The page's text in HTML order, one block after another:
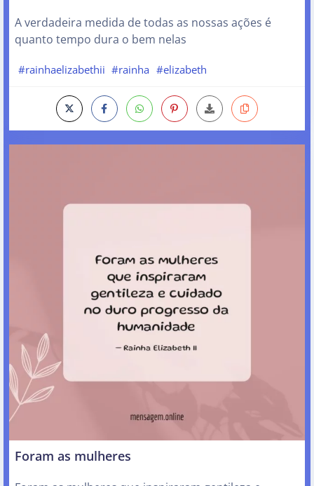
A verdadeira medida de todas as nossas ações é
quanto tempo dura o bem nelas
#rainhaelizabethii #rainha #elizabeth
Foram as mulheres